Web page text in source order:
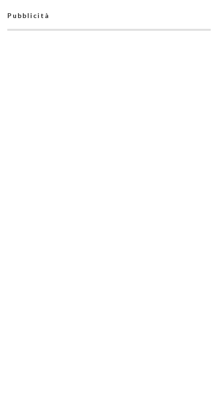
Pubblicità